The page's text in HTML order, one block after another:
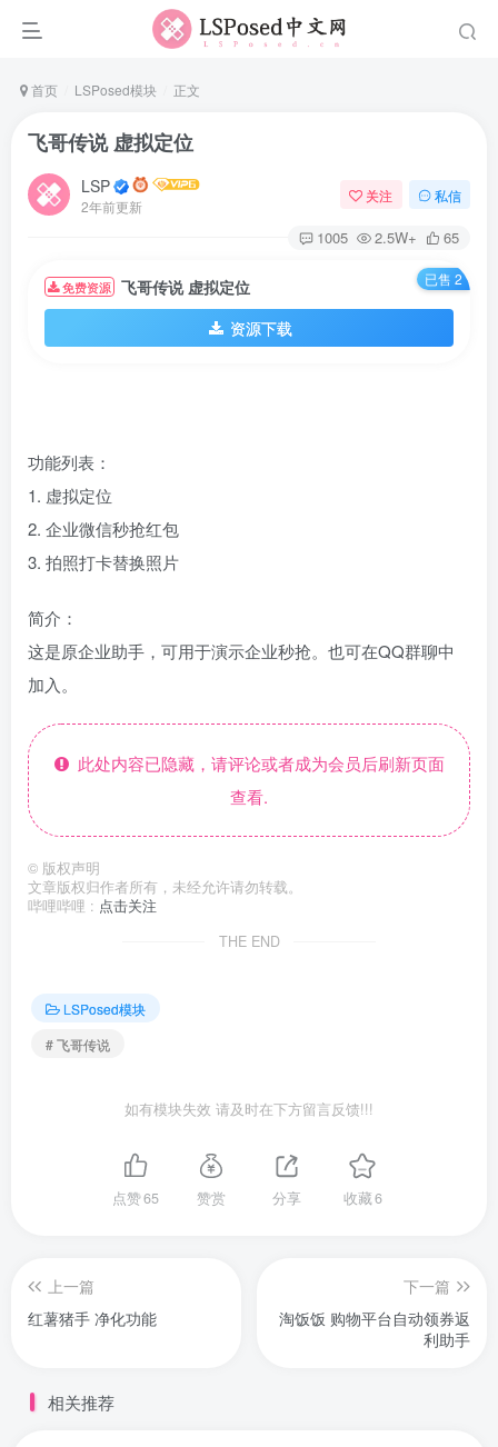
首页 LSPosed模块 正文
飞哥传说 虚拟定位
LSP
2年前更新
关注 私信
1005 2.5W+ 65
已售 2
免费资源 飞哥传说 虚拟定位
资源下载
功能列表：
1. 虚拟定位
2. 企业微信秒抢红包
3. 拍照打卡替换照片
简介：
这是原企业助手，可用于演示企业秒抢。也可在QQ群聊中
加入。
此处内容已隐藏，请评论或者成为会员后刷新页面
查看.
© 版权声明
文章版权归作者所有，未经允许请勿转载。
哔哩哔哩 : 点击关注
THE END
LSPosed模块
# 飞哥传说
如有模块失效 请及时在下方留言反馈!!!
点赞65 赞赏 分享 收藏6
上一篇
红薯猪手 净化功能
下一篇
淘饭饭 购物平台自动领券返
利助手
相关推荐